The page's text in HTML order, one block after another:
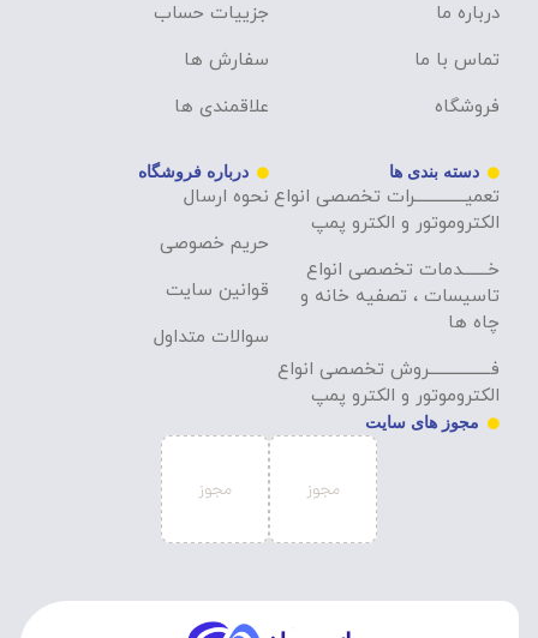
درباره ما
تماس با ما
فروشگاه
جزییات حساب
سفارش ها
علاقمندی ها
دسته بندی ها
تعمیــــــــــــــرات تخصصی انواع
الکتروموتور و الکترو پمپ
خـــــــدمات تخصصی انواع
تاسیسات ، تصفیه خانه و
چاه ها
فـــــــــــــــــروش تخصصی انواع
الکتروموتور و الکترو پمپ
درباره فروشگاه
نحوه ارسال
حریم خصوصی
قوانین سایت
سوالات متداول
مجوز های سایت